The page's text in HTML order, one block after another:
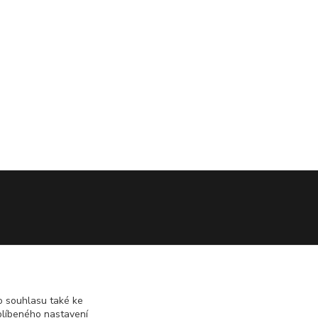
souhlasu také ke
nastavení